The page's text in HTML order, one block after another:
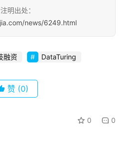
明出处：
news/6249.html
融资 DataTuring
赞 (0)
0 0